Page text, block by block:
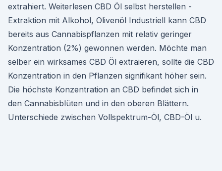
extrahiert. Weiterlesen CBD Öl selbst herstellen -
Extraktion mit Alkohol, Olivenöl Industriell kann CBD
bereits aus Cannabispflanzen mit relativ geringer
Konzentration (2%) gewonnen werden. Möchte man
selber ein wirksames CBD Öl extraieren, sollte die CBD
Konzentration in den Pflanzen signifikant höher sein.
Die höchste Konzentration an CBD befindet sich in
den Cannabisblüten und in den oberen Blättern.
Unterschiede zwischen Vollspektrum-Öl, CBD-Öl u.